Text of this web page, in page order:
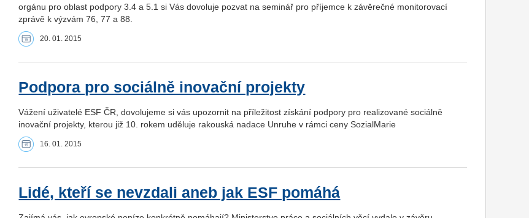
orgánu pro oblast podpory 3.4 a 5.1 si Vás dovoluje pozvat na seminář pro příjemce k závěrečné monitorovací
zprávě k výzvám 76, 77 a 88.
20. 01. 2015
Podpora pro sociálně inovační projekty
Vážení uživatelé ESF ČR, dovolujeme si vás upozornit na příležitost získání podpory pro realizované sociálně
inovační projekty, kterou již 10. rokem uděluje rakouská nadace Unruhe v rámci ceny SozialMarie
16. 01. 2015
Lidé, kteří se nevzdali aneb jak ESF pomáhá